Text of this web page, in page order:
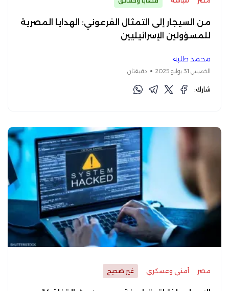
من السيجار إلى التمثال الفرعوني: الهدايا المصرية
للمسؤولين الإسرائيليين
محمد طلبه
الخميس 31 يوليو 2025 دقيقتان
شارك:
مصر أمني وعسكري غير صحيح